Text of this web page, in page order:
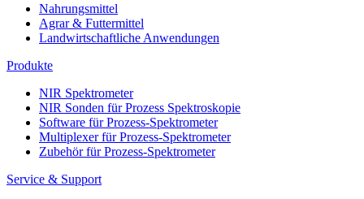
Nahrungsmittel
Agrar & Futtermittel
Landwirtschaftliche Anwendungen
Produkte
NIR Spektrometer
NIR Sonden für Prozess Spektroskopie
Software für Prozess-Spektrometer
Multiplexer für Prozess-Spektrometer
Zubehör für Prozess-Spektrometer
Service & Support